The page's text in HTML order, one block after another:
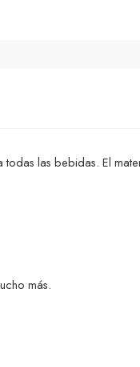
las bebidas. El
más.